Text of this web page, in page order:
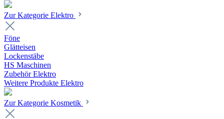
Zur Kategorie Elektro
Föne
Glätteisen
Lockenstäbe
HS Maschinen
Zubehör Elektro
Weitere Produkte Elektro
Zur Kategorie Kosmetik